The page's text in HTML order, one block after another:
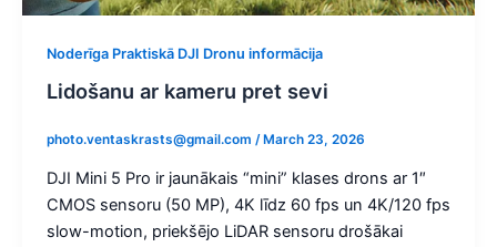
Noderīga Praktiskā DJI Dronu informācija
Lidošanu ar kameru pret sevi
photo.ventaskrasts@gmail.com / March 23, 2026
DJI Mini 5 Pro ir jaunākais “mini” klases drons ar 1″
CMOS sensoru (50 MP), 4K līdz 60 fps un 4K/120 fps
slow-motion, priekšējo LiDAR sensoru drošākai